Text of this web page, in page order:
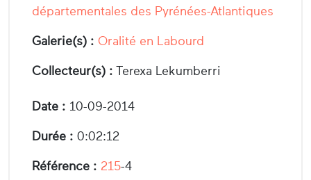
départementales des Pyrénées-Atlantiques
Galerie(s) : Oralité en Labourd
Collecteur(s) : Terexa Lekumberri
Date : 10-09-2014
Durée : 0:02:12
Référence : 215-4